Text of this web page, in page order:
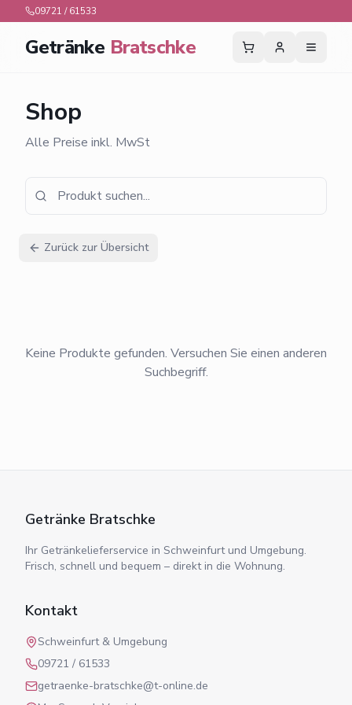
09721 / 61533
Getränke Bratschke
Shop
Alle Preise inkl. MwSt
Zurück zur Übersicht
Keine Produkte gefunden. Versuchen Sie einen anderen
Suchbegriff.
Getränke Bratschke
Ihr Getränkelieferservice in Schweinfurt und Umgebung.
Frisch, schnell und bequem – direkt in die Wohnung.
Kontakt
Schweinfurt & Umgebung
09721 / 61533
getraenke-bratschke@t-online.de